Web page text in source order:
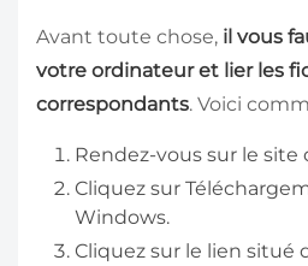
Avant toute chose, il vous
votre ordinateur et lier les
correspondants. Voici
Rendez-vous sur le site
Cliquez sur
Windows.
Cliquez sur le lien situé